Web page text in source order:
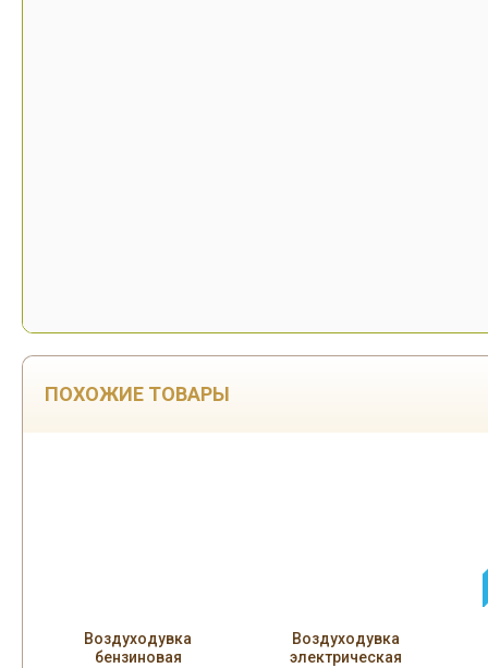
ПОХОЖИЕ ТОВАРЫ
Воздуходувка
бензиновая
Воздуходувка
электрическая